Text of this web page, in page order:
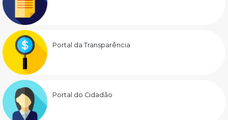
Portal da Transparência
Portal do Cidadão